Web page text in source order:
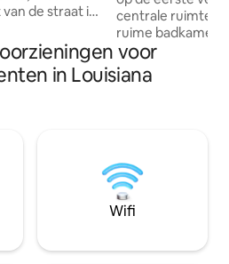
de straat is
bad met
keuken
dan 12
van de
centrale ruimte
ruime badkamer
Het beschikt
een uitschuifbare
traagschuim
snelle wifi. Een
airconditioner/
hele jaar door
de zithoek buiten.
voor
in Louisiana
Wifi